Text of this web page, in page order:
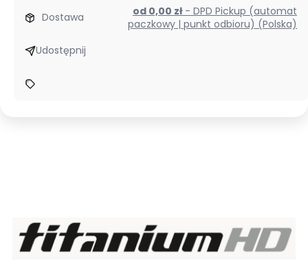
Dostawa od 0,00 zł - DPD Pickup (automat
paczkowy | punkt odbioru) (Polska)
Udostępnij